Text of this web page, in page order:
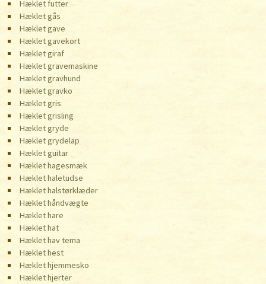
Hæklet futter
Hæklet gås
Hæklet gave
Hæklet gavekort
Hæklet giraf
Hæklet gravemaskine
Hæklet gravhund
Hæklet gravko
Hæklet gris
Hæklet grisling
Hæklet gryde
Hæklet grydelap
Hæklet guitar
Hæklet hagesmæk
Hæklet haletudse
Hæklet halstørklæder
Hæklet håndvægte
Hæklet hare
Hæklet hat
Hæklet hav tema
Hæklet hest
Hæklet hjemmesko
Hæklet hjerter